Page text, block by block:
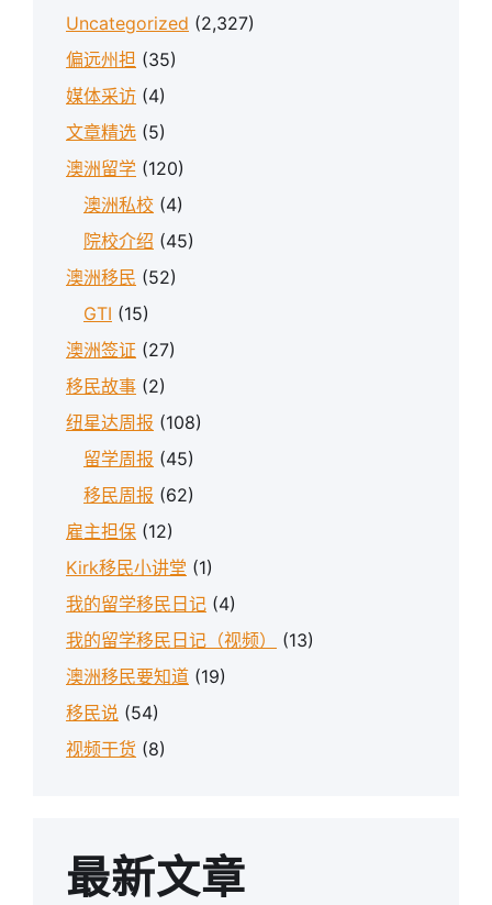
Uncategorized (2,327)
偏远州担 (35)
媒体采访 (4)
文章精选 (5)
澳洲留学 (120)
澳洲私校 (4)
院校介绍 (45)
澳洲移民 (52)
GTI (15)
澳洲签证 (27)
移民故事 (2)
纽星达周报 (108)
留学周报 (45)
移民周报 (62)
雇主担保 (12)
Kirk移民小讲堂 (1)
我的留学移民日记 (4)
我的留学移民日记（视频）
(13)
澳洲移民要知道 (19)
移民说 (54)
视频干货 (8)
最新文章